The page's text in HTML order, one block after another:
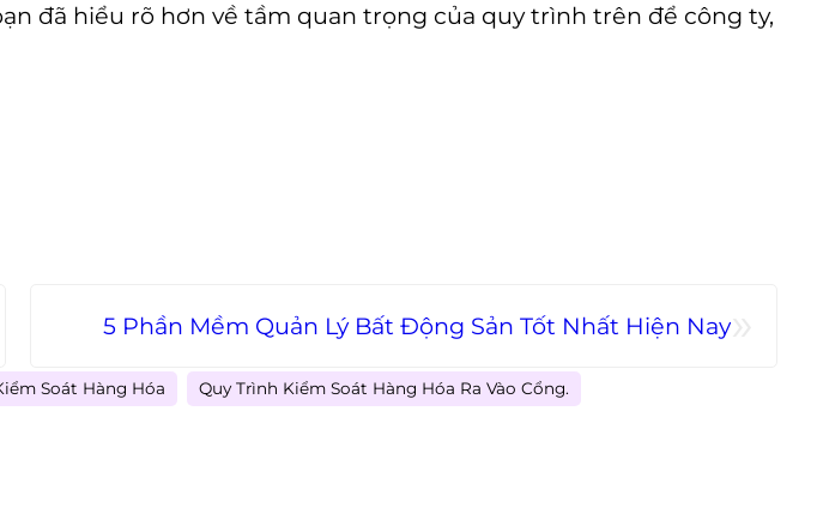
đã hiểu rõ hơn về tầm quan trọng của quy trình trên để công ty,
5 Phần Mềm Quản Lý Bất Động Sản Tốt Nhất Hiện Nay
Soát Hàng Hóa Quy Trình Kiểm Soát Hàng Hóa Ra Vào Cổng.